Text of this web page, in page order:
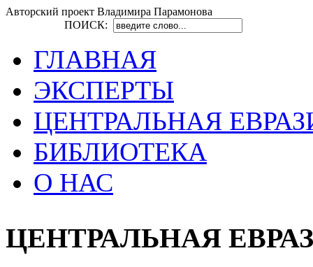
Авторский проект Владимира Парамонова
ПОИСК:
ГЛАВНАЯ
ЭКСПЕРТЫ
ЦЕНТРАЛЬНАЯ
БИБЛИОТЕКА
О НАС
ЦЕНТРАЛЬНАЯ